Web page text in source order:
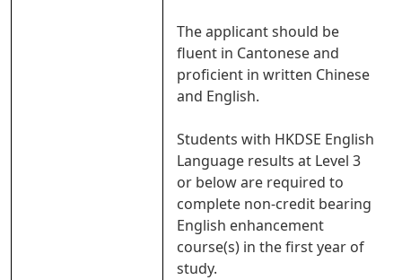
The applicant should be
fluent in Cantonese and
proficient in written Chinese
and English.
Students with HKDSE English
Language results at Level 3
or below are required to
complete non-credit bearing
English enhancement
course(s) in the first year of
study.